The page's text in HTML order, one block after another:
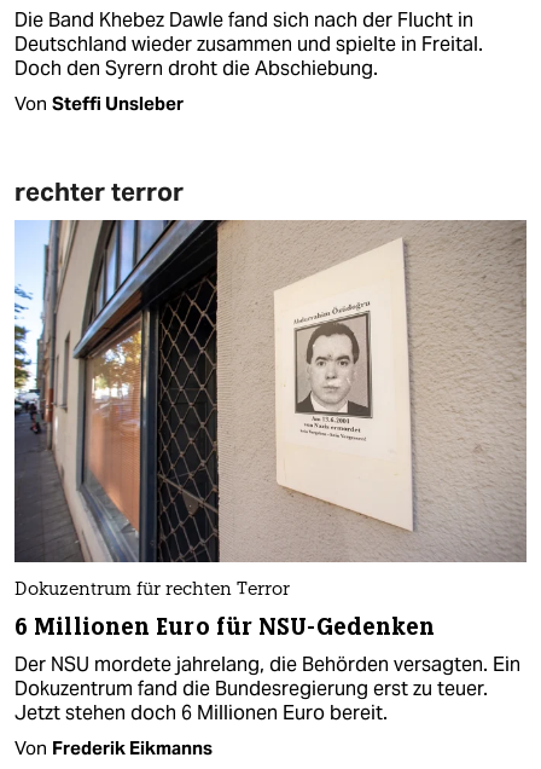
Die Band Khebez Dawle fand sich nach der Flucht in
Deutschland wieder zusammen und spielte in Freital.
Doch den Syrern droht die Abschiebung.
Von Steffi Unsleber
rechter terror
Dokuzentrum für rechten Terror
6 Millionen Euro für NSU-Gedenken
Der NSU mordete jahrelang, die Behörden versagten. Ein
Dokuzentrum fand die Bundesregierung erst zu teuer.
Jetzt stehen doch 6 Millionen Euro bereit.
Von Frederik Eikmanns